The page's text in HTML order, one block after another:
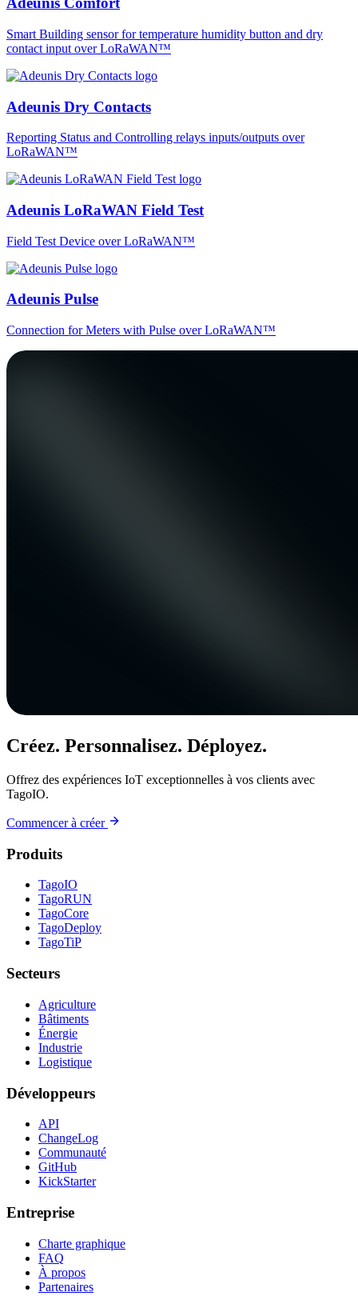
Smart Building sensor for temperature humidity button and dry
contact input over LoRaWAN™
Adeunis Dry Contacts
Reporting Status and Controlling relays inputs/outputs over
LoRaWAN™
Adeunis LoRaWAN Field Test
Field Test Device over LoRaWAN™
Adeunis Pulse
Connection for Meters with Pulse over LoRaWAN™
Créez. Personnalisez. Déployez.
Offrez des expériences IoT exceptionnelles à vos clients avec
TagoIO.
Commencer à créer
Produits
TagoIO
TagoRUN
TagoCore
TagoDeploy
TagoTiP
Secteurs
Agriculture
Bâtiments
Énergie
Industrie
Logistique
Développeurs
API
ChangeLog
Communauté
GitHub
KickStarter
Entreprise
Charte graphique
FAQ
À propos
Partenaires